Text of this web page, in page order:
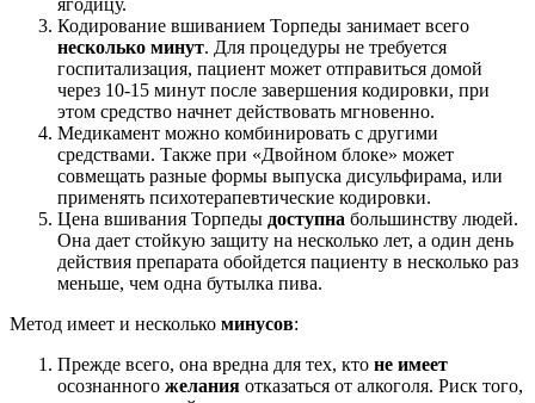
ягодицу.
Кодирование вшиванием Торпеды занимает всего
несколько минут. Для процедуры не требуется
госпитализация, пациент может отправиться домой
через 10-15 минут после завершения кодировки, при
этом средство начнет действовать мгновенно.
Медикамент можно комбинировать с другими
средствами. Также при «Двойном блоке» может
совмещать разные формы выпуска дисульфирама, или
применять психотерапевтические кодировки.
Цена вшивания Торпеды доступна большинству людей.
Она дает стойкую защиту на несколько лет, а один день
действия препарата обойдется пациенту в несколько раз
меньше, чем одна бутылка пива.
Метод имеет и несколько минусов:
Прежде всего, она вредна для тех, кто не имеет
осознанного желания отказаться от алкоголя. Риск того,